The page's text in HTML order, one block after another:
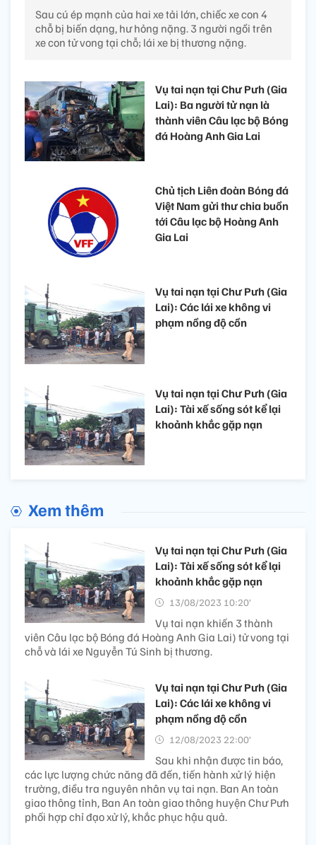
Sau cú ép mạnh của hai xe tải lớn, chiếc xe con 4
chỗ bị biến dạng, hư hỏng nặng. 3 người ngồi trên
xe con tử vong tại chỗ; lái xe bị thương nặng.
Vụ tai nạn tại Chư Pưh (Gia
Lai): Ba người tử nạn là
thành viên Câu lạc bộ Bóng
đá Hoàng Anh Gia Lai
Chủ tịch Liên đoàn Bóng đá
Việt Nam gửi thư chia buồn
tới Câu lạc bộ Hoàng Anh
Gia Lai
Vụ tai nạn tại Chư Pưh (Gia
Lai): Các lái xe không vi
phạm nồng độ cồn
Vụ tai nạn tại Chư Pưh (Gia
Lai): Tài xế sống sót kể lại
khoảnh khắc gặp nạn
Xem thêm
Vụ tai nạn tại Chư Pưh (Gia
Lai): Tài xế sống sót kể lại
khoảnh khắc gặp nạn
13/08/2023 10:20’
Vụ tai nạn khiến 3 thành
viên Câu lạc bộ Bóng đá Hoàng Anh Gia Lai) tử vong tại
chỗ và lái xe Nguyễn Tú Sinh bị thương.
Vụ tai nạn tại Chư Pưh (Gia
Lai): Các lái xe không vi
phạm nồng độ cồn
12/08/2023 22:00’
Sau khi nhận được tin báo,
các lực lượng chức năng đã đến, tiến hành xử lý hiện
trường, điều tra nguyên nhân vụ tai nạn. Ban An toàn
giao thông tỉnh, Ban An toàn giao thông huyện Chư Pưh
phối hợp chỉ đạo xử lý, khắc phục hậu quả.